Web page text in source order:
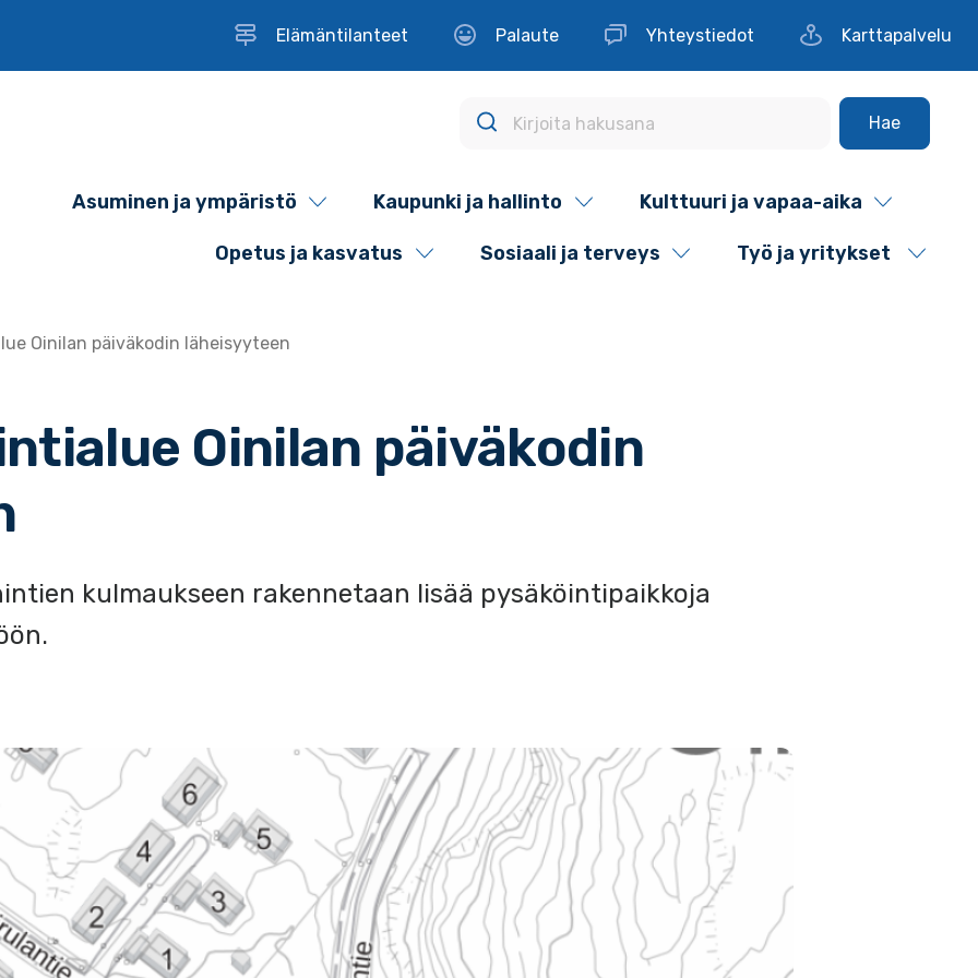
Elämäntilanteet Palaute Yhteystiedot Karttapalvelu
Hae
Asuminen ja ympäristö Kaupunki ja hallinto Kulttuuri ja vapaa-aika
Opetus ja kasvatus Sosiaali ja terveys Työ ja yritykset
Oinilan päiväkodin läheisyyteen
Oinilan päiväkodin
kulmaukseen rakennetaan lisää pysäköintipaikkoja